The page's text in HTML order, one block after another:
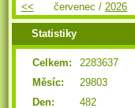
<<
červenec / 2026
Statistiky
Celkem:
2283637
Měsíc:
29803
Den:
482